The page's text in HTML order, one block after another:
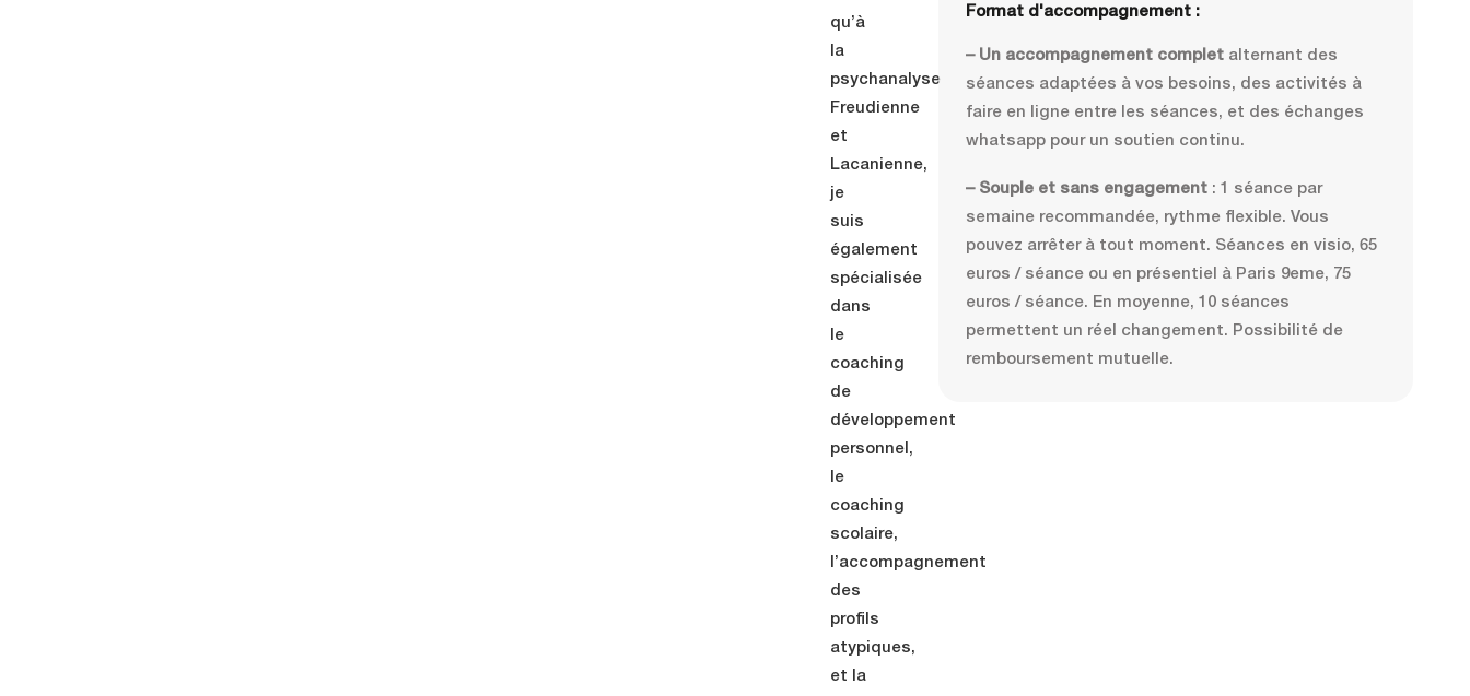
qu’à
la
psychanalyse
Freudienne
et
Lacanienne,
je
suis
également
spécialisée
dans
le
coaching
de
développement
personnel,
le
coaching
scolaire,
l’accompagnement
des
profils
atypiques,
et la
Format d'accompagnement :
– Un accompagnement complet alternant des
séances adaptées à vos besoins, des activités à
faire en ligne entre les séances, et des échanges
whatsapp pour un soutien continu.
– Souple et sans engagement : 1 séance par
semaine recommandée, rythme flexible. Vous
pouvez arrêter à tout moment. Séances en visio, 65
euros / séance ou en présentiel à Paris 9eme, 75
euros / séance. En moyenne, 10 séances
permettent un réel changement. Possibilité de
remboursement mutuelle.